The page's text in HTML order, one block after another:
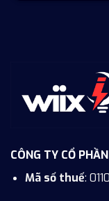
CÔNG TY CỔ
Mã số thuế: